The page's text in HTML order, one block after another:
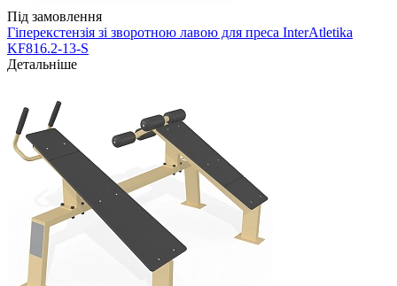
Під замовлення
Гіперекстензія зі зворотною лавою для преса InterAtletika
KF816.2-13-S
Детальніше